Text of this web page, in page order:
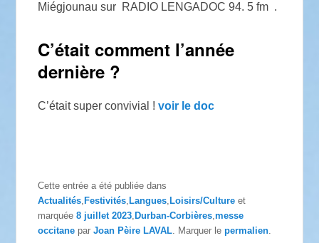
Miégjounau sur RADIO LENGADOC 94. 5 fm .
C’était comment l’année
dernière ?
C’était super convivial !voir le doc
Cette entrée a été publiée dans
Actualités ,Festivités ,Langues ,Loisirs/Culture et
marquée8 juillet 2023 ,Durban-Corbières ,messe
occitane parJoan Pèire LAVAL . Marquer lepermalien